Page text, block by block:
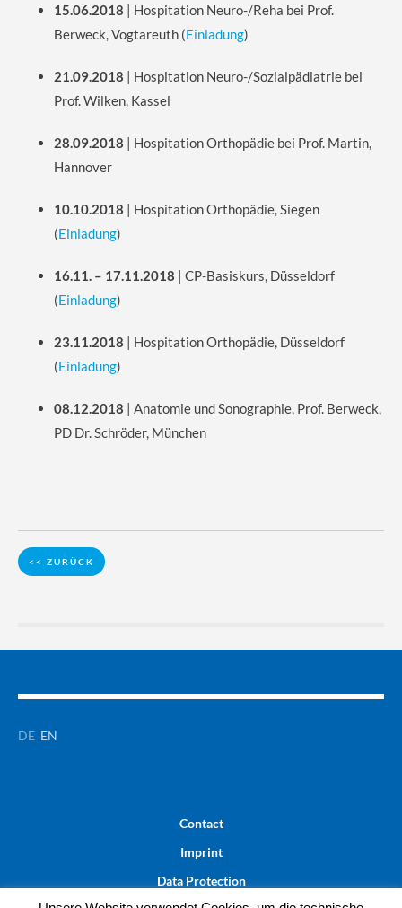
15.06.2018 | Hospitation Neuro-/Reha bei Prof.
Berweck, Vogtareuth (Einladung)
21.09.2018 | Hospitation Neuro-/Sozialpädiatrie bei
Prof. Wilken, Kassel
28.09.2018 | Hospitation Orthopädie bei Prof. Martin,
Hannover
10.10.2018 | Hospitation Orthopädie, Siegen
(Einladung)
16.11. – 17.11.2018 | CP-Basiskurs, Düsseldorf
(Einladung)
23.11.2018 | Hospitation Orthopädie, Düsseldorf
(Einladung)
08.12.2018 | Anatomie und Sonographie, Prof. Berweck,
PD Dr. Schröder, München
<< ZURÜCK
DE EN
Contact
Imprint
Data Protection